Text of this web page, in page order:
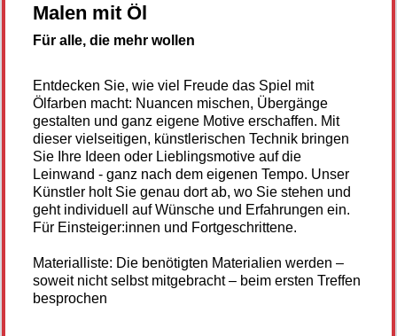
Malen mit Öl
Für alle, die mehr wollen
Entdecken Sie, wie viel Freude das Spiel mit
Ölfarben macht: Nuancen mischen, Übergänge
gestalten und ganz eigene Motive erschaffen. Mit
dieser vielseitigen, künstlerischen Technik bringen
Sie Ihre Ideen oder Lieblingsmotive auf die
Leinwand - ganz nach dem eigenen Tempo. Unser
Künstler holt Sie genau dort ab, wo Sie stehen und
geht individuell auf Wünsche und Erfahrungen ein.
Für Einsteiger:innen und Fortgeschrittene.
Materialliste: Die benötigten Materialien werden –
soweit nicht selbst mitgebracht – beim ersten Treffen
besprochen